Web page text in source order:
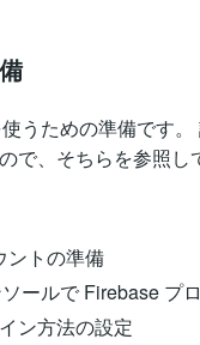
うための準備です
で、そちらを参照し
トの準備
ールで Firebase プ
ン方法の設定